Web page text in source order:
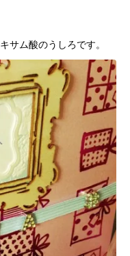
サム酸のうしろです。